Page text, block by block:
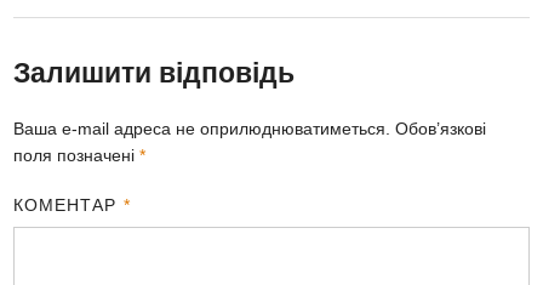
Залишити відповідь
Ваша e-mail адреса не оприлюднюватиметься. Обов’язкові
поля позначені*
КОМЕНТАР *